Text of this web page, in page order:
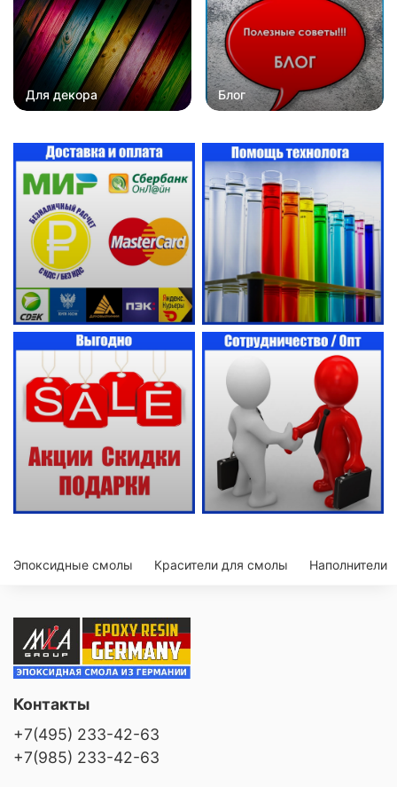
Для декора Блог
Эпоксидные смолы Красители для смолы Наполнители
Контакты
+7(495) 233-42-63
+7(985) 233-42-63